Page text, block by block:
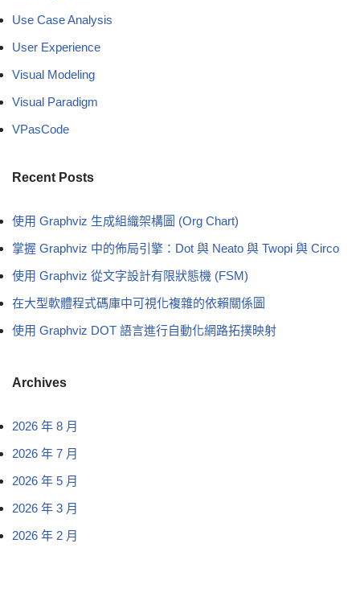
Use Case Analysis
User Experience
Visual Modeling
Visual Paradigm
VPasCode
Recent Posts
使用 Graphviz 生成組織架構圖 (Org Chart)
掌握 Graphviz 中的佈局引擎：Dot 與 Neato 與 Twopi 與 Circo
使用 Graphviz 從文字設計有限狀態機 (FSM)
在大型軟體程式碼庫中可視化複雜的依賴關係圖
使用 Graphviz DOT 語言進行自動化網路拓撲映射
Archives
2026 年 8 月
2026 年 7 月
2026 年 5 月
2026 年 3 月
2026 年 2 月